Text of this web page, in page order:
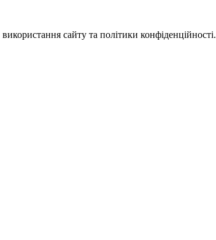
сайту та політики конфіденційності.